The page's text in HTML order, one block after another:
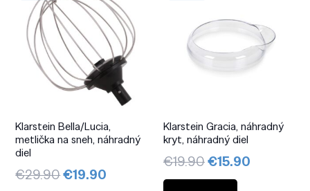
Klarstein Bella/Lucia,
metlička na sneh, náhradný
diel
€29.90Pôvodná
€19.90
Klarstein Gracia, náhradný
kryt, náhradný diel
€19.90Pôvodná
cena
€15.90